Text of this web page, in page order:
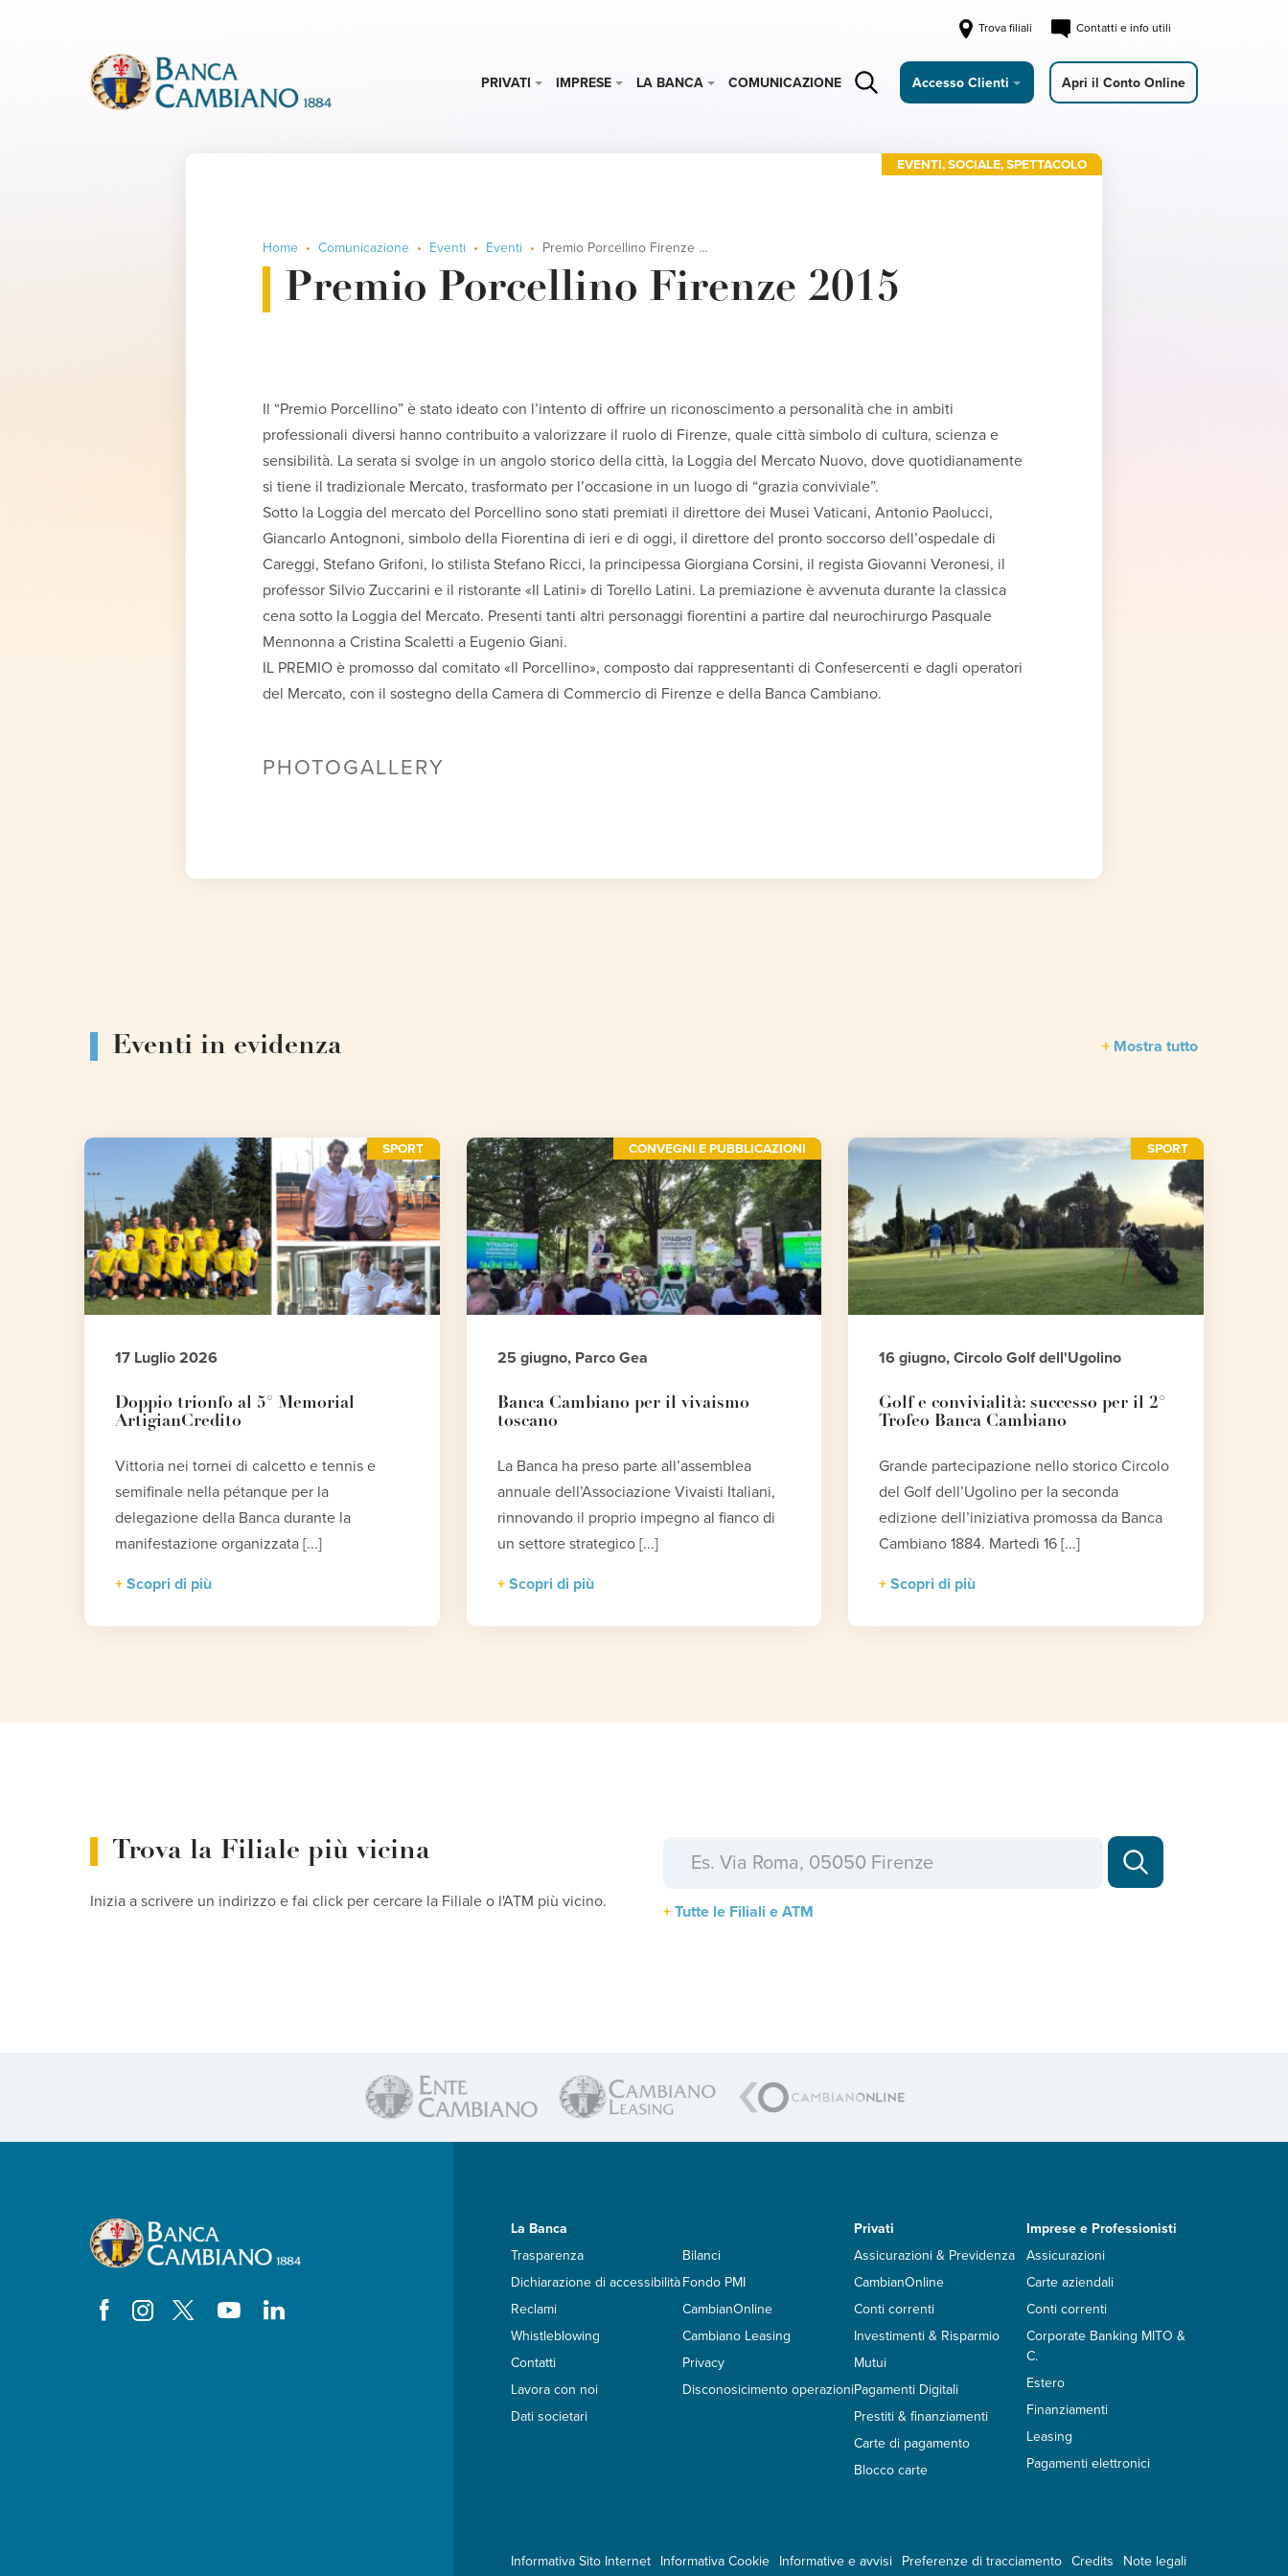
Trova filiali Contatti e info utili
PRIVATI IMPRESE LA BANCA COMUNICAZIONE Accesso Clienti Apri il Conto Online
Home Comunicazione Eventi Eventi Premio Porcellino Firenze 2015
Premio Porcellino Firenze 2015
EVENTI,SOCIALE,SPETTACOLO
Il “Premio Porcellino” è stato ideato con l’intento di offrire un riconoscimento a personalità che in ambiti
professionali diversi hanno contribuito a valorizzare il ruolo di Firenze, quale città simbolo di cultura, scienza e
sensibilità. La serata si svolge in un angolo storico della città, la Loggia del Mercato Nuovo, dove quotidianamente
si tiene il tradizionale Mercato, trasformato per l’occasione in un luogo di “grazia conviviale”.
Sotto la Loggia del mercato del Porcellino sono stati premiati il direttore dei Musei Vaticani, Antonio Paolucci,
Giancarlo Antognoni, simbolo della Fiorentina di ieri e di oggi, il direttore del pronto soccorso dell’ospedale di
Careggi, Stefano Grifoni, lo stilista Stefano Ricci, la principessa Giorgiana Corsini, il regista Giovanni Veronesi, il
professor Silvio Zuccarini e il ristorante «Il Latini» di Torello Latini. La premiazione è avvenuta durante la classica
cena sotto la Loggia del Mercato. Presenti tanti altri personaggi fiorentini a partire dal neurochirurgo Pasquale
Mennonna a Cristina Scaletti a Eugenio Giani.
IL PREMIO è promosso dal comitato «Il Porcellino», composto dai rappresentanti di Confesercenti e dagli operatori
del Mercato, con il sostegno della Camera di Commercio di Firenze e della Banca Cambiano.
PHOTOGALLERY
Eventi in evidenza Mostra tutto
SPORT
17 Luglio 2026
Doppio trionfo al 5° Memorial
ArtigianCredito
Vittoria nei tornei di calcetto e tennis e
semifinale nella pétanque per la
delegazione della Banca durante la
manifestazione organizzata [...]
Scopri di più
CONVEGNI E PUBBLICAZIONI
25 giugno, Parco Gea
Banca Cambiano per il vivaismo
toscano
La Banca ha preso parte all’assemblea
annuale dell’Associazione Vivaisti Italiani,
rinnovando il proprio impegno al fianco di
un settore strategico [...]
Scopri di più
SPORT
16 giugno, Circolo Golf dell'Ugolino
Golf e convivialità: successo per il 2°
Trofeo Banca Cambiano
Grande partecipazione nello storico Circolo
del Golf dell’Ugolino per la seconda
edizione dell’iniziativa promossa da Banca
Cambiano 1884. Martedì 16 [...]
Scopri di più
Trova la Filiale più vicina
Inizia a scrivere un indirizzo e fai click per cercare la Filiale o l'ATM più vicino.
Tutte le Filiali e ATM
La Banca
Trasparenza
Dichiarazione di accessibilità
Reclami
Whistleblowing
Contatti
Lavora con noi
Dati societari
Bilanci
Fondo PMI
CambianOnline
Cambiano Leasing
Privacy
Disconosicimento operazioni
Privati
Assicurazioni & Previdenza
CambianOnline
Conti correnti
Investimenti & Risparmio
Mutui
Pagamenti Digitali
Prestiti & finanziamenti
Carte di pagamento
Blocco carte
Imprese e Professionisti
Assicurazioni
Carte aziendali
Conti correnti
Corporate Banking MITO &
C.
Estero
Finanziamenti
Leasing
Pagamenti elettronici
Informativa Sito Internet Informativa Cookie Informative e avvisi Preferenze di tracciamento Credits Note legali